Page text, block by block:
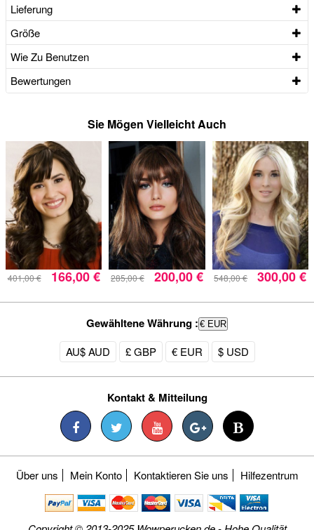
Lieferung
Größe
Wie Zu Benutzen
Bewertungen
Sie Mögen Vielleicht Auch
401,00 € 166,00 € 285,00 € 200,00 € 548,00 € 300,00 €
Gewähltene Währung : € EUR
AU$ AUD £ GBP € EUR $ USD
Kontakt & Mitteilung
Über uns Mein Konto Kontaktieren Sie uns Hilfezentrum